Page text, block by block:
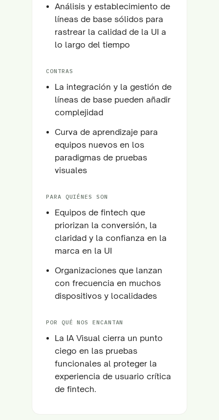
Análisis y establecimiento de
líneas de base sólidos para
rastrear la calidad de la UI a
lo largo del tiempo
CONTRAS
La integración y la gestión de
líneas de base pueden añadir
complejidad
Curva de aprendizaje para
equipos nuevos en los
paradigmas de pruebas
visuales
PARA QUIÉNES SON
Equipos de fintech que
priorizan la conversión, la
claridad y la confianza en la
marca en la UI
Organizaciones que lanzan
con frecuencia en muchos
dispositivos y localidades
POR QUÉ NOS ENCANTAN
La IA Visual cierra un punto
ciego en las pruebas
funcionales al proteger la
experiencia de usuario crítica
de fintech.